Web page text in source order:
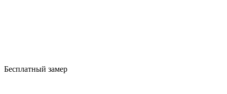
Бесплатный замер